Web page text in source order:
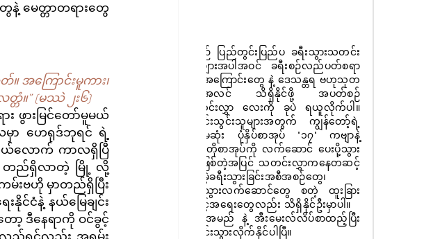
နေ့စဉ် ပြည်တွင်းပြည်ပ ခရီးသွားသတင်း
ထူးများအပါအဝင် ခရီးစဉ်လည်ပတ်စရာ
များအကြောင်းတွေ နဲ့ ဒေသန္တရ ဗဟုသုတ
အစုံအလင် သိရှိနိုင်ဖို့ အပတ်စဉ်
သတင်းလွှာ လေးကို ခုပဲ ရယူလိုက်ပါ။
စာရင်းသွင်းသူများအတွက် ကျွန်တော့်ရဲ့
ပထမဆုံး ပုံနှိပ်စာအုပ် "၁၇" ကဗျာနဲ့
ဝတ္ထုတိုစာအုပ်ကို လက်ဆောင် ပေးပို့သွား
မှာ ဖြစ်တဲ့အပြင် သတင်းလွှာကနေတဆင့်
အခမဲ့ခရီးသွားခြင်းအစီအစဉ်တွေ၊
ခရီးသွားလက်ဆောင်တွေ စတဲ့ ထူးခြား
အခွင့်အရေးတွေလည်း သိရှိနိုင်ဦးမှာပါ။
ခုပဲ အမည် နဲ့ အီးမေးလ်လိပ်စာထည့်ပြီး
စာရင်းသွားလိုက်နိုင်ပါပြီ။
ေနဲ့ မေတ္တာတရားတွေ
ကြောင်းမူကား၊
။” (မဿဲ ၂း၆)
ဖွားမြင်တော်မူမယ်
မှာ ဟေရုဒ်ဘုရင် ရဲ့
လောက် ကာလရှိပြီ
က တည်ရှိလာတဲ့ မြို့ လို့
းဗဟို မှာတည်ရှိပြီး
င်ငံနဲ့ နယ်မြေချင်း
ာ့ ဒီနေရာကို ဝင်ခွင့်